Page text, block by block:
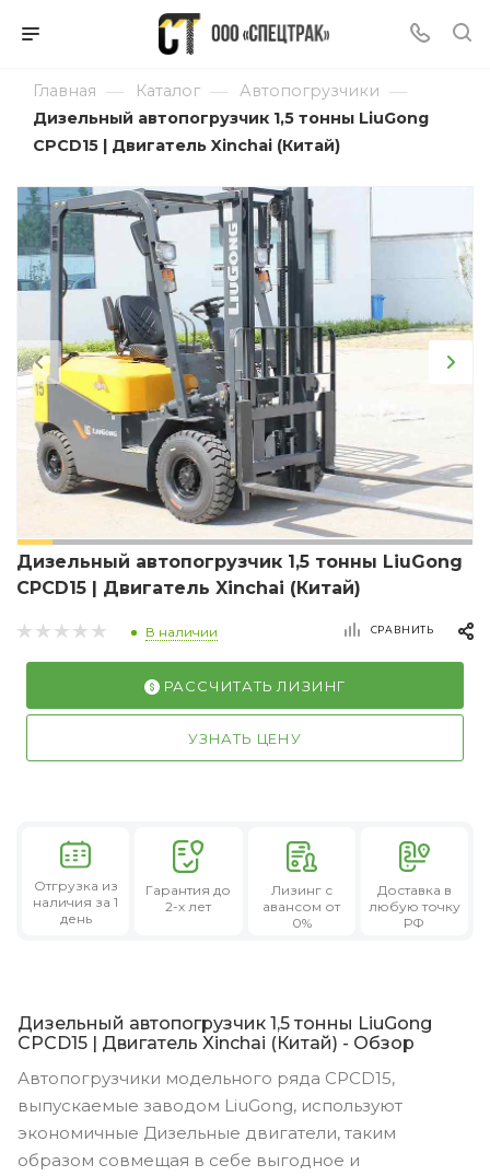
Главная — Каталог — Автопогрузчики —
Дизельный автопогрузчик 1,5 тонны LiuGong
CPCD15 | Двигатель Xinchai (Китай)
Дизельный автопогрузчик 1,5 тонны LiuGong
CPCD15 | Двигатель Xinchai (Китай)
В наличии СРАВНИТЬ
РАССЧИТАТЬ ЛИЗИНГ
УЗНАТЬ ЦЕНУ
Отгрузка из
наличия за 1
день
Гарантия до
2-х лет
Лизингс
авансом от
0%
Доставка в
любую точку
РФ
Дизельный автопогрузчик 1,5 тонны LiuGong
CPCD15 | Двигатель Xinchai (Китай) - Обзор
Автопогрузчики модельного ряда CPCD15,
выпускаемые заводом LiuGong, используют
экономичные Дизельные двигатели, таким
образом совмещая в себе выгодное и